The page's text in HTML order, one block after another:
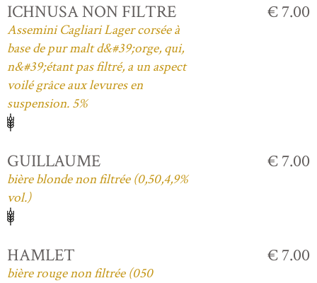
ICHNUSA NON FILTRE
Assemini Cagliari Lager corsée à
base de pur malt d&#39;orge, qui,
n&#39;étant pas filtré, a un aspect
voilé grâce aux levures en
suspension. 5%
€ 7.00
GUILLAUME
bière blonde non filtrée (0,50,4,9%
vol.)
€ 7.00
HAMLET
bière rouge non filtrée (050
€ 7.00